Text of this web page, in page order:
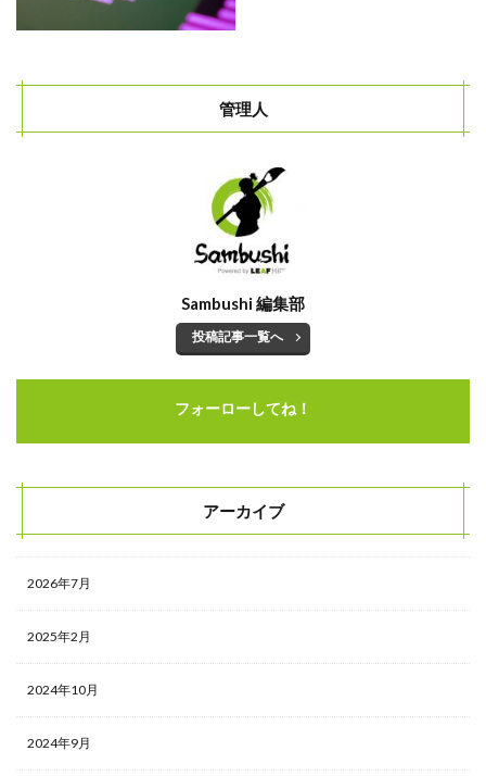
管理人
Sambushi 編集部
投稿記事一覧へ
フォーローしてね！
アーカイブ
2026年7月
2025年2月
2024年10月
2024年9月